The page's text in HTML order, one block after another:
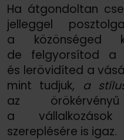
Ha átgondoltan
jelleggel
a közönséged
de felgyorsítod a
és lerövidíted a
mint tudjuk, a
az
a
szereplésére is igaz.